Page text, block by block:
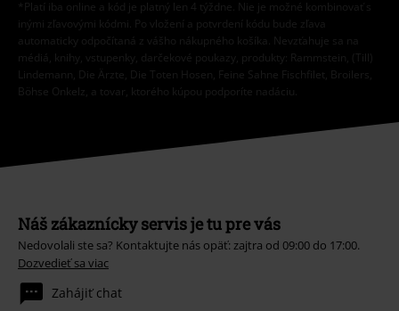
*Platí iba online a kód je platný len 4 týždne. Nie je možné kombinovať s
inými zľavovými kódmi. Po vložení a potvrdení kódu bude zľava
automaticky odpočítaná z vášho nákupného košíka. Nevzťahuje sa na
médiá, knihy, vstupenky, darčekové poukazy, produkty: Rammstein, (Till)
Lindemann, Die Ärzte, Die Toten Hosen, Feine Sahne Fischfilet, Broilers,
Böhse Onkelz, a tovar, ktorého kúpou podporíte nadáciu.
Náš zákaznícky servis je tu pre vás
Nedovolali ste sa? Kontaktujte nás opäť: zajtra od 09:00 do 17:00.
Dozvedieť sa viac
Zahájiť chat